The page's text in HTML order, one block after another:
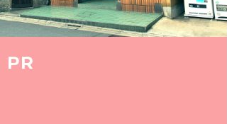
PR